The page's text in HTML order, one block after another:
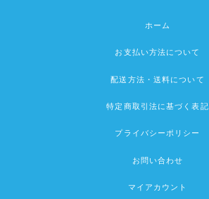
ホーム
お支払い方法について
配送方法・送料について
特定商取引法に基づく表記
プライバシーポリシー
お問い合わせ
マイアカウント